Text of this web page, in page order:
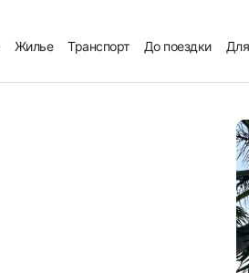
Жилье Транспорт До поездки